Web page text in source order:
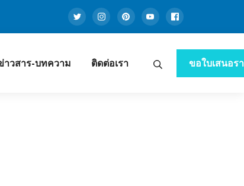
TwitterInstagramPinterestYoutubeFacebook
าเซลล์ ครบวงจร
าวสาร-บทความ ติดต่อเรา Searchขอใบเสนอร